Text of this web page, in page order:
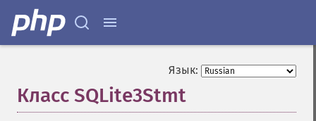
Язык:
Класс SQLite3Stmt